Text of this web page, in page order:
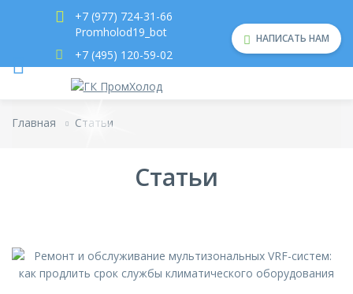
+7 (977) 724-31-66
Promholod19_bot
+7 (495) 120-59-02
НАПИСАТЬ НАМ
Главная Статьи
Статьи